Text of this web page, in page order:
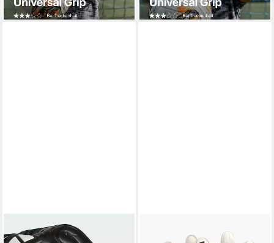
lieferbar - in 2-3 Werktagen bei dir